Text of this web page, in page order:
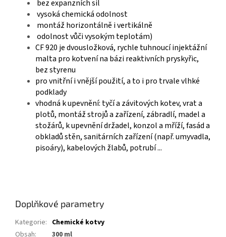
bez expanzních sil
vysoká chemická odolnost
montáž horizontálně i vertikálně
odolnost vůči vysokým teplotám)
CF 920 je dvousložková, rychle tuhnoucí injektážní
malta pro kotvení na bázi reaktivních pryskyřic,
bez styrenu
pro vnitřní i vnější použití, a to i pro trvale vlhké
podklady
vhodná k upevnění: tyčí a závitových kotev, vrat a
plotů, montáž strojů a zařízení, zábradlí, madel a
stožárů, k upevnění držadel, konzol a mříží, fasád a
obkladů stěn, sanitárních zařízení (např. umyvadla,
pisoáry), kabelových žlabů, potrubí ...
Doplňkové parametry
Kategorie: Chemické kotvy
Obsah: 300 ml